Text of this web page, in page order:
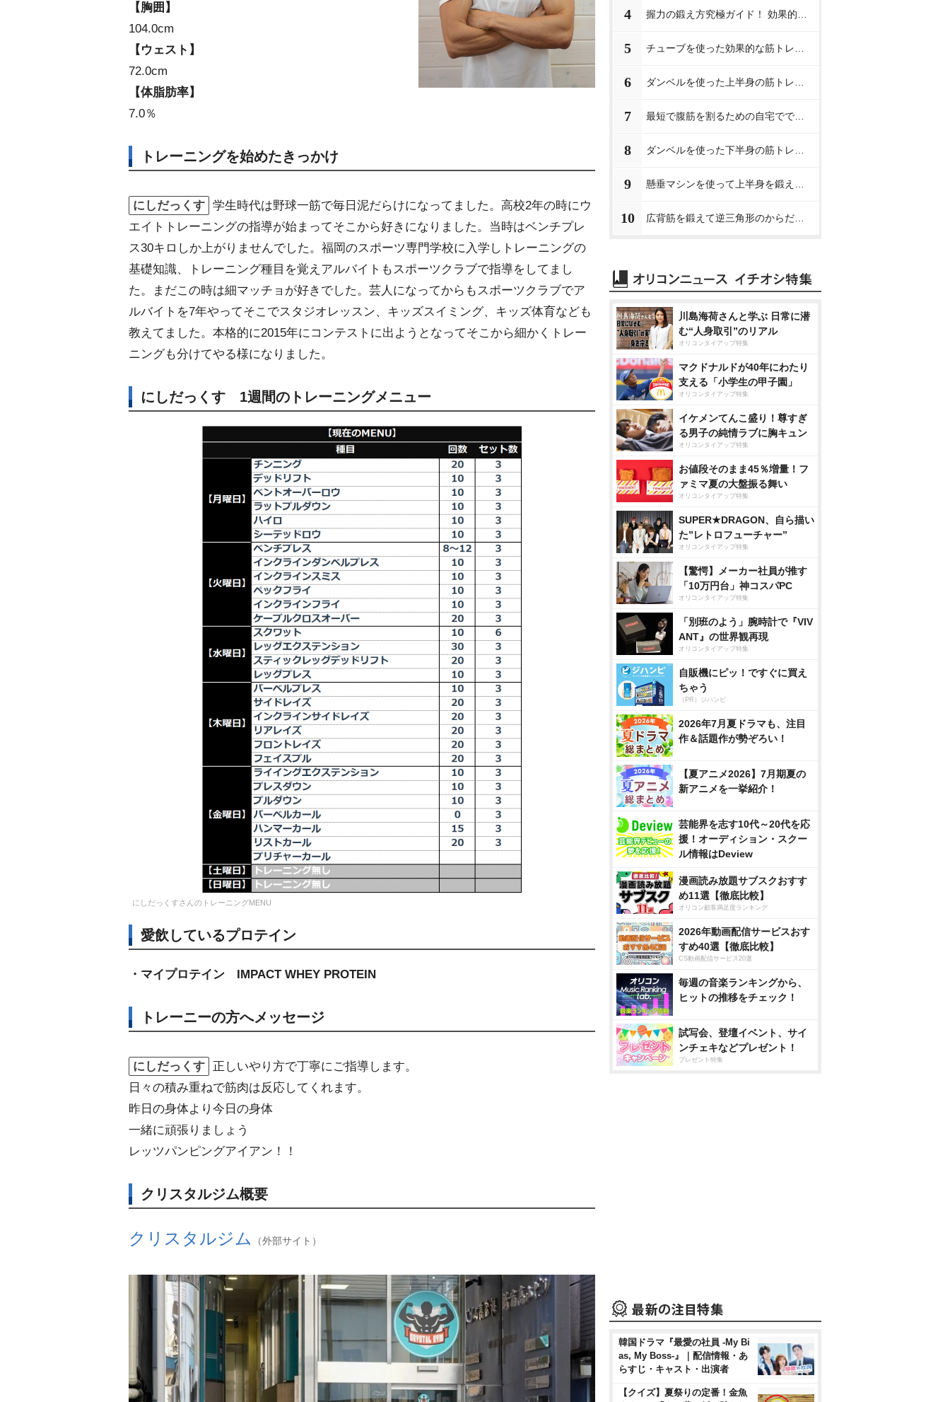
【胸囲】
104.0cm
【ウェスト】
72.0cm
【体脂肪率】
7.0％
トレーニングを始めたきっかけ
にしだっくす 学生時代は野球一筋で毎日泥だらけになってました。高校2年の時にウ
エイトトレーニングの指導が始まってそこから好きになりました。当時はベンチプレ
ス30キロしか上がりませんでした。福岡のスポーツ専門学校に入学しトレーニングの
基礎知識、トレーニング種目を覚えアルバイトもスポーツクラブで指導をしてまし
た。まだこの時は細マッチョが好きでした。芸人になってからもスポーツクラブでア
ルバイトを7年やってそこでスタジオレッスン、キッズスイミング、キッズ体育なども
教えてました。本格的に2015年にコンテストに出ようとなってそこから細かくトレー
ニングも分けてやる様になりました。
にしだっくす 1週間のトレーニングメニュー
にしだっくすさんのトレーニングMENU
愛飲しているプロテイン
・マイプロテイン IMPACT WHEY PROTEIN
トレーニーの方へメッセージ
にしだっくす
正しいやり方で丁寧にご指導します。
日々の積み重ねで筋肉は反応してくれます。
昨日の身体より今日の身体
一緒に頑張りましょう
レッツパンピングアイアン！！
クリスタルジム概要
クリスタルジム （外部サイト）
4
5
6
7
8
9
10
川島海荷さんと学ぶ 日常に潜
む“人身取引”のリアル
オリコンタイアップ特集
マクドナルドが40年にわたり
支える「小学生の甲子園」
オリコンタイアップ特集
イケメンてんこ盛り！尊すぎ
る男子の純情ラブに胸キュン
オリコンタイアップ特集
お値段そのまま45％増量！フ
ァミマ夏の大盤振る舞い
オリコンタイアップ特集
SUPER★DRAGON、自ら描い
た”レトロフューチャー”
オリコンタイアップ特集
【驚愕】メーカー社員が推す
「10万円台」神コスパPC
オリコンタイアップ特集
「別班のよう」腕時計で『VIV
ANT』の世界観再現
オリコンタイアップ特集
自販機にピッ！ですぐに買え
ちゃう
（PR）ジハンピ
2026年7月夏ドラマも、注目
作＆話題作が勢ぞろい！
【夏アニメ2026】7月期夏の
新アニメを一挙紹介！
芸能界を志す10代～20代を応
援！オーディション・スクー
ル情報はDeview
漫画読み放題サブスクおすす
め11選【徹底比較】
オリコン顧客満足度ランキング
2026年動画配信サービスおす
すめ40選【徹底比較】
CS動画配信サービス20選
毎週の音楽ランキングから、
ヒットの推移をチェック！
試写会、登壇イベント、サイ
ンチェキなどプレゼント！
プレゼント特集
韓国ドラマ『最愛の社員 -My Bi
as, My Boss-』｜配信情報・あ
らすじ・キャスト・出演者
【クイズ】夏祭りの定番！金魚